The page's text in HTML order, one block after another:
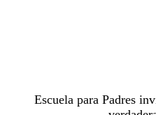
Escuela para Padres